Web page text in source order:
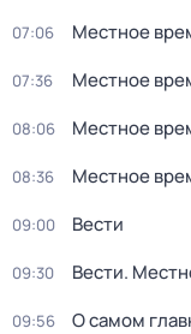
07:06 Местное
07:36 Местное
08:06 Местное
08:36 Местное
09:00 Вести
09:30 Вести.
09:56 О самом